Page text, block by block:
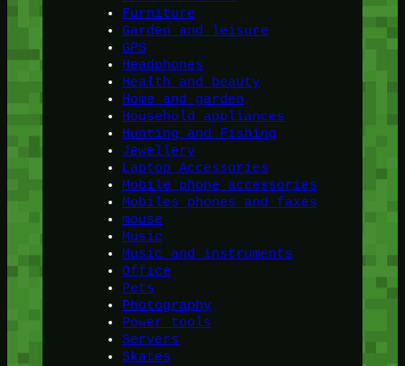
Furniture
Garden and leisure
GPS
Headphones
Health and beauty
Home and garden
Household appliances
Hunting and Fishing
Jewellery
Laptop Accessories
Mobile phone accessories
Mobiles phones and faxes
mouse
Music
Music and instruments
Office
Pets
Photography
Power tools
Servers
Skates